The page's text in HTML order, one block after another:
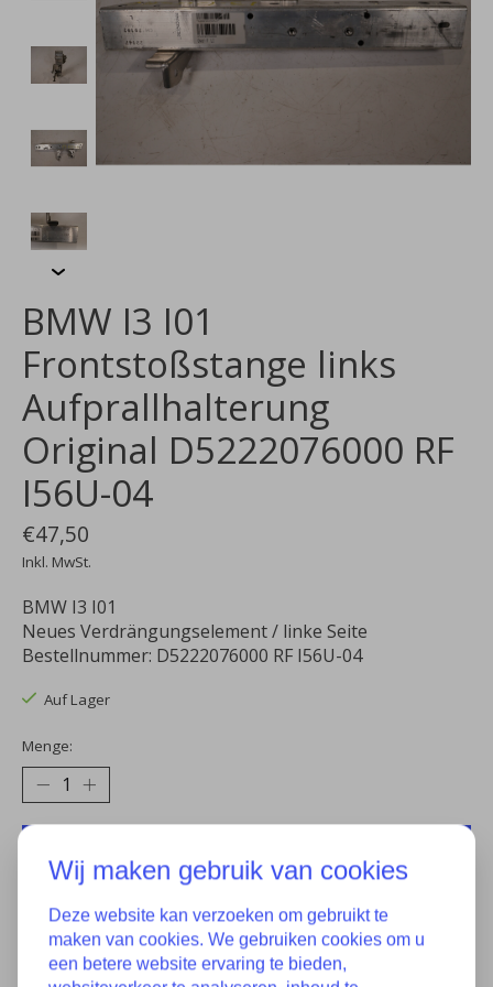
BMW I3 I01
Frontstoßstange links
Aufprallhalterung
Original D5222076000 RF
I56U-04
€47,50
Inkl. MwSt.
BMW I3 I01
Neues Verdrängungselement / linke Seite
Bestellnummer: D5222076000 RF I56U-04
Auf Lager
Menge:
Zur Wunschliste hinzufügen
Kaufen
Zum Vergleich hinzufügen
Wij maken gebruik van cookies
Deze website kan verzoeken om gebruikt te
maken van cookies. We gebruiken cookies om u
een betere website ervaring te bieden,